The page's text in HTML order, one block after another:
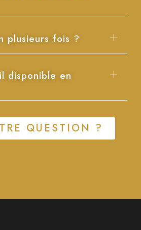
plusieurs fois ?
disponible en
QUESTION ?